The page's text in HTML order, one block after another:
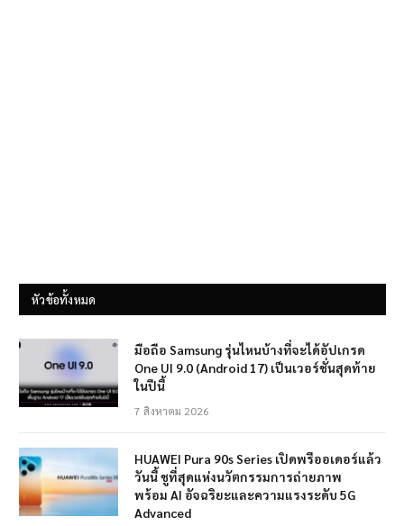
หัวข้อทั้งหมด
มือถือ Samsung รุ่นไหนบ้างที่จะได้อัปเกรด
One UI 9.0 (Android 17) เป็นเวอร์ชั่นสุดท้าย
ในปีนี้
7 สิงหาคม 2026
HUAWEI Pura 90s Series เปิดพรีออเดอร์แล้ว
วันนี้ ชูที่สุดแห่งนวัตกรรมการถ่ายภาพ
พร้อม AI อัจฉริยะและความแรงระดับ 5G
Advanced